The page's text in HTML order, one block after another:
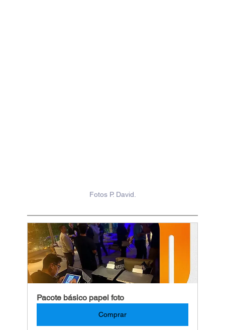
Fotos P. David.
Pacote básico papel foto
Comprar